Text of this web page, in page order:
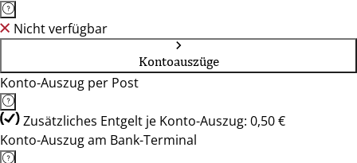
Nicht verfügbar
Kontoauszüge
Konto-Auszug per Post
Zusätzliches Entgelt je Konto-Auszug: 0,50 €
Konto-Auszug am Bank-Terminal